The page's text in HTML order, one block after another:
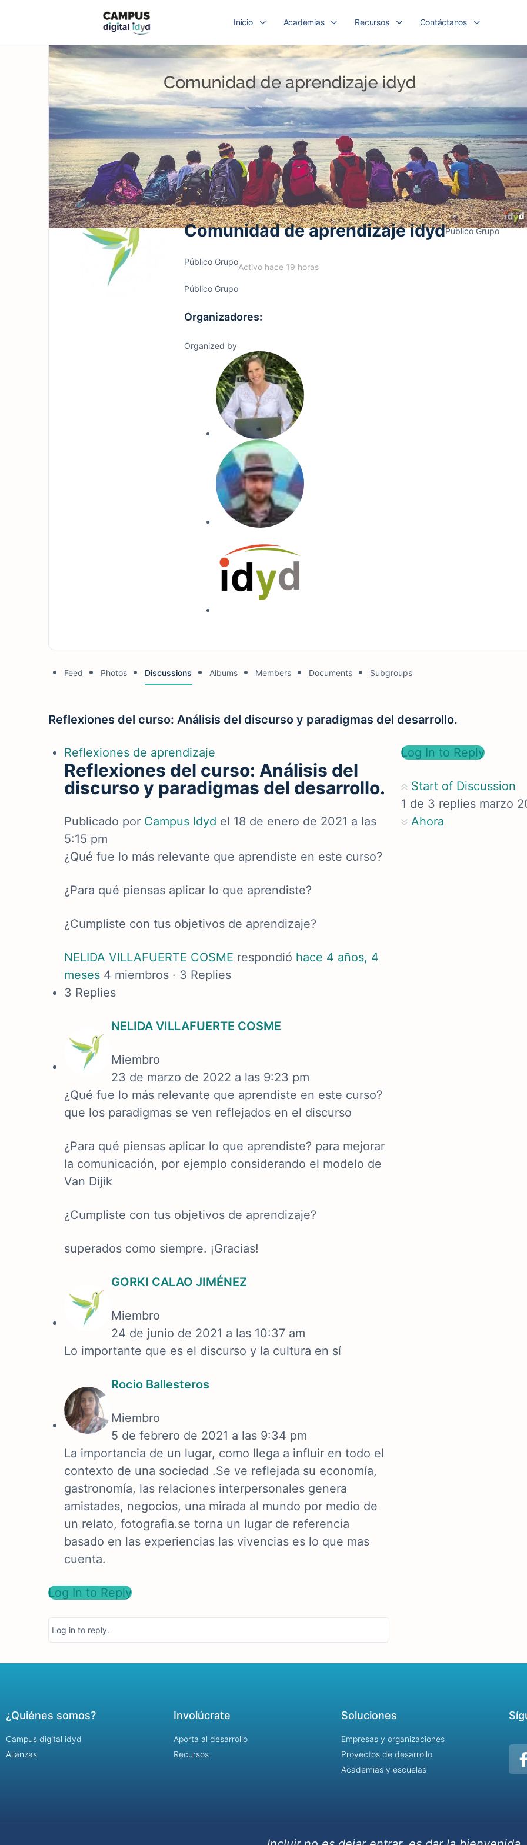
Inicio Academias Recursos Contáctanos
Comunidad de aprendizaje idydPúblico Grupo
Público GrupoActivo hace 19 horas
Público Grupo
Organizadores:
Organized by
Feed Photos Discussions Albums Members Documents Subgroups
Reflexiones del curso: Análisis del discurso y paradigmas del desarrollo.
Reflexiones de aprendizaje
Reflexiones del curso: Análisis del
discurso y paradigmas del desarrollo.
Publicado por Campus Idyd el 18 de enero de 2021 a las
5:15 pm
¿Qué fue lo más relevante que aprendiste en este curso?
¿Para qué piensas aplicar lo que aprendiste?
¿Cumpliste con tus objetivos de aprendizaje?
NELIDA VILLAFUERTE COSME respondió hace 4 años, 4
meses 4 miembros · 3 Replies
3 Replies
NELIDA VILLAFUERTE COSME
Miembro
23 de marzo de 2022 a las 9:23 pm
¿Qué fue lo más relevante que aprendiste en este curso?
que los paradigmas se ven reflejados en el discurso
¿Para qué piensas aplicar lo que aprendiste? para mejorar
la comunicación, por ejemplo considerando el modelo de
Van Dijik
¿Cumpliste con tus objetivos de aprendizaje?
superados como siempre. ¡Gracias!
GORKI CALAO JIMÉNEZ
Miembro
24 de junio de 2021 a las 10:37 am
Lo importante que es el discurso y la cultura en sí
Rocio Ballesteros
Miembro
5 de febrero de 2021 a las 9:34 pm
La importancia de un lugar, como llega a influir en todo el
contexto de una sociedad .Se ve reflejada su economía,
gastronomía, las relaciones interpersonales genera
amistades, negocios, una mirada al mundo por medio de
un relato, fotografia.se torna un lugar de referencia
basado en las experiencias las vivencias es lo que mas
cuenta.
Log In to Reply
Log in to reply.
Log In to Reply
Start of Discussion
1 de 3 replies marzo
Ahora
¿Quiénes somos?
Campus digital idyd
Alianzas
Involúcrate
Aporta al desarrollo
Recursos
Soluciones
Empresas y organizaciones
Proyectos de desarrollo
Academias y escuelas